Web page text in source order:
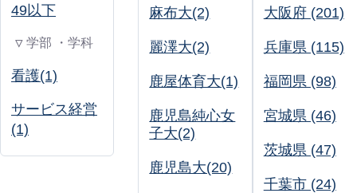
49以下
▽ 学部 ・学科
看護(1)
サービス経営
(1)
麻布大(2)
麗澤大(2)
鹿屋体育大(1)
鹿児島純心女
子大(2)
鹿児島大(20)
大阪府 (201)
兵庫県 (115)
福岡県 (98)
宮城県 (46)
茨城県 (47)
千葉市 (24)